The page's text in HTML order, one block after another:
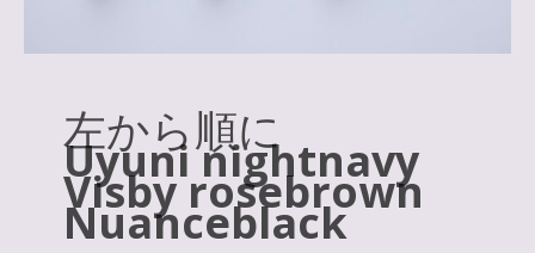
左から順に
Uyuni nightnavy
Visby rosebrown
Nuanceblack